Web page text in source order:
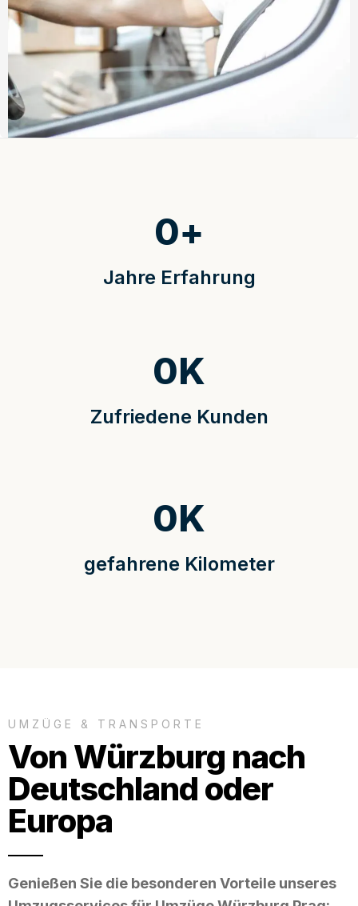
Jahre Erfahrung
0+
Zufriedene Kunden
0K
gefahrene Kilometer
0K
UMZÜGE & TRANSPORTE
Von Würzburg nach
Deutschland oder
Europa
Genießen Sie die besonderen Vorteile unseres